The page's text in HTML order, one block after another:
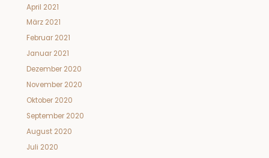
April 2021
März 2021
Februar 2021
Januar 2021
Dezember 2020
November 2020
Oktober 2020
September 2020
August 2020
Juli 2020